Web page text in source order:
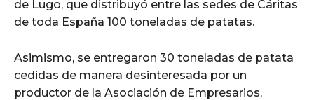
de Lugo, que distribuyó entre las sedes de Cáritas
de toda España 100 toneladas de patatas.
Asimismo, se entregaron 30 toneladas de patata
cedidas de manera desinteresada por un
productor de la Asociación de Empresarios,